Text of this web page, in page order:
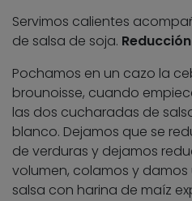
Servimos calientes
de salsa de soja.
Pochamos en un cazo la
brounoisse, cuando
las dos cucharadas de
blanco. Dejamos que se
de verduras y dejamos
volumen, colamos y
salsa con harina de maíz